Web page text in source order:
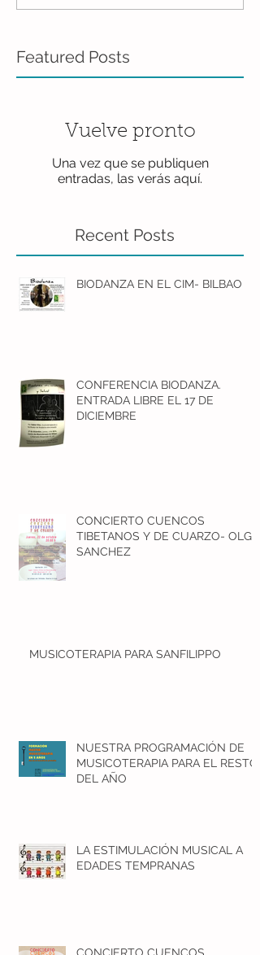
Featured Posts
Vuelve pronto
Una vez que se publiquen
entradas, las verás aquí.
Recent Posts
BIODANZA EN EL CIM- BILBAO
CONFERENCIA BIODANZA.
ENTRADA LIBRE EL 17 DE
DICIEMBRE
CONCIERTO CUENCOS
TIBETANOS Y DE CUARZO- OLGA
SANCHEZ
MUSICOTERAPIA PARA SANFILIPPO
NUESTRA PROGRAMACIÓN DE
MUSICOTERAPIA PARA EL RESTO
DEL AÑO
LA ESTIMULACIÓN MUSICAL A
EDADES TEMPRANAS